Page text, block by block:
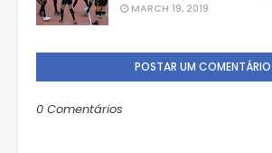
MARCH 19, 2019
POSTAR UM COMENTÁRIO
0 Comentários